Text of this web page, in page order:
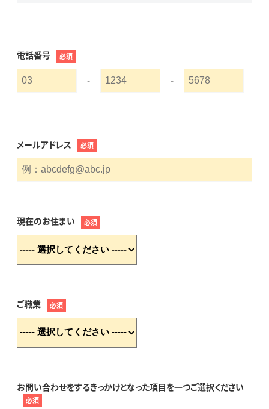
電話番号 必須
- -
メールアドレス 必須
現在のお住まい 必須
ご職業 必須
お問い合わせをするきっかけとなった項目を一つご選択ください
必須